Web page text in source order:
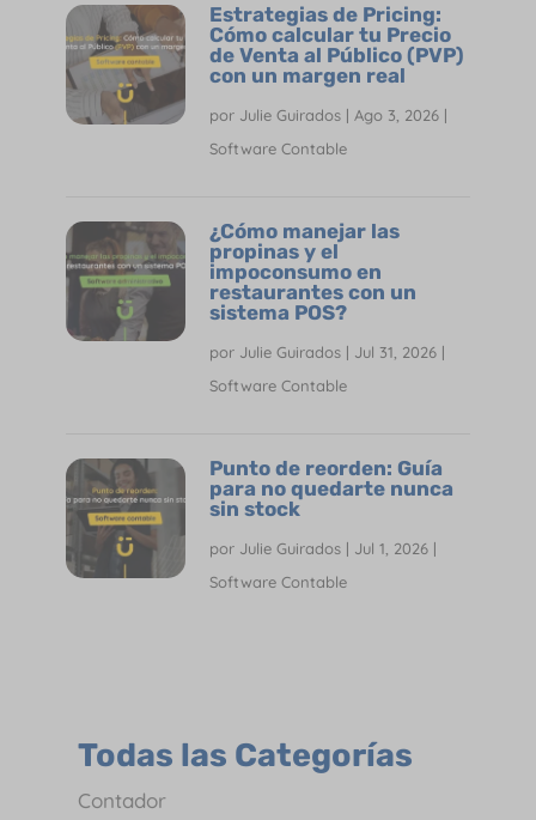
Estrategias de Pricing:
Cómo calcular tu Precio
de Venta al Público (PVP)
con un margen real
por Julie Guirados| Ago 3, 2026|
Software Contable
¿Cómo manejar las
propinas y el
impoconsumo en
restaurantes con un
sistema POS?
por Julie Guirados| Jul 31, 2026|
Software Contable
Punto de reorden: Guía
para no quedarte nunca
sin stock
por Julie Guirados| Jul 1, 2026|
Software Contable
Todas las Categorías
Contador